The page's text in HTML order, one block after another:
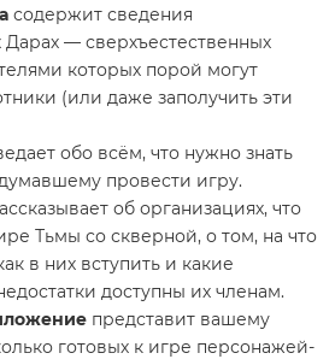
содержит сведения
Дарах — сверхъестественных
которых порой могут
(или даже заполучить эти
обо всём, что нужно знать
провести игру.
об организациях, что
Тьмы со скверной, о том, на что
в них вступить и какие
доступны их членам.
представит вашему
готовых к игре персонажей-